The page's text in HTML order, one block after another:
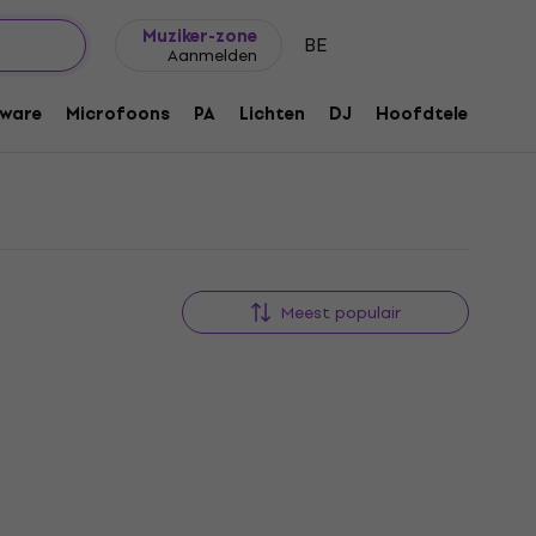
Muziker-zone
Aanmelden BE
Microfoons PA Lichten DJ Hoofdtelefoons
Meest populair